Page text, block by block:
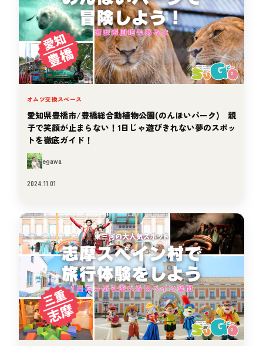
オムツ交換スペース
愛知県豊橋市/豊橋総合動植物公園(のんほいパーク) 親
子で笑顔が止まらない！1日じゃ遊びきれない夢のスポッ
トを徹底ガイド！
egawa
2024.11.01